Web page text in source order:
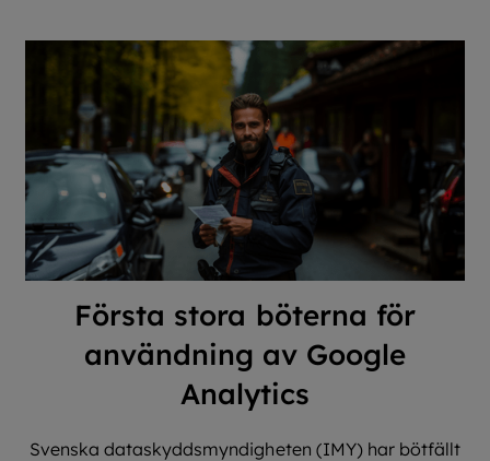
Första stora böterna för
användning av Google
Analytics
Svenska dataskyddsmyndigheten (IMY) har bötfällt